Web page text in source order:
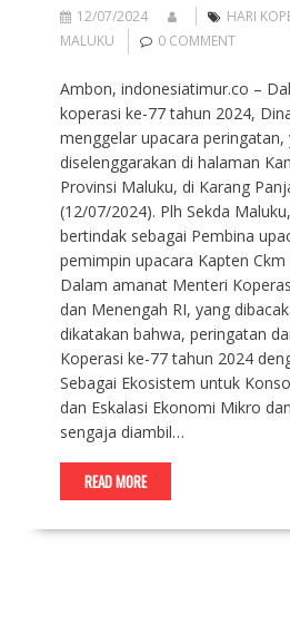
12/07/2024 HARI
MALUKU
0 COMMENT
Ambon, indonesiatimur.co –
koperasi ke-77 tahun 2024,
menggelar upacara peringatan,
diselenggarakan di halaman
Provinsi Maluku, di Karang
(12/07/2024). Plh Sekda
bertindak sebagai Pembina
pemimpin upacara Kapten
Dalam amanat Menteri
dan Menengah RI, yang
dikatakan bahwa, peringatan
Koperasi ke-77 tahun 2024
Sebagai Ekosistem untuk
dan Eskalasi Ekonomi Mikro
sengaja diambil…
READ MORE